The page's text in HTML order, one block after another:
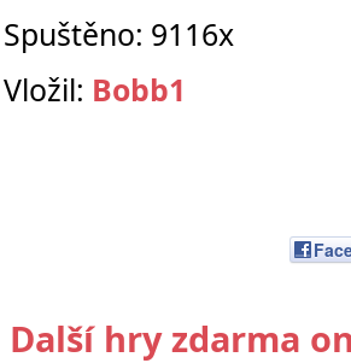
Spuštěno: 9116x
Vložil: Bobb1
Další hry zdarma